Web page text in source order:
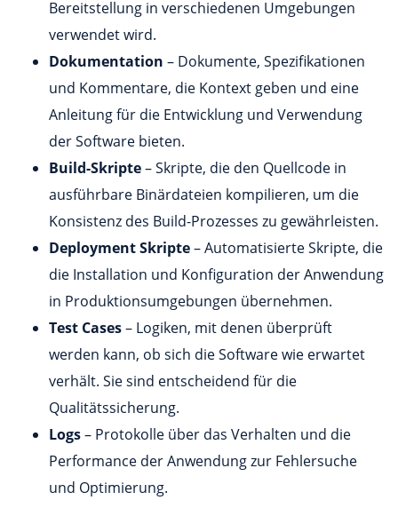
Bereitstellung in verschiedenen Umgebungen
verwendet wird.
Dokumentation – Dokumente, Spezifikationen
und Kommentare, die Kontext geben und eine
Anleitung für die Entwicklung und Verwendung
der Software bieten.
Build-Skripte– Skripte, die den Quellcode in
ausführbare Binärdateien kompilieren, um die
Konsistenz des Build-Prozesses zu gewährleisten.
Deployment Skripte– Automatisierte Skripte, die
die Installation und Konfiguration der Anwendung
in Produktionsumgebungen übernehmen.
Test Cases– Logiken, mit denen überprüft
werden kann, ob sich die Software wie erwartet
verhält. Sie sind entscheidend für die
Qualitätssicherung.
Logs– Protokolle über das Verhalten und die
Performance der Anwendung zur Fehlersuche
und Optimierung.